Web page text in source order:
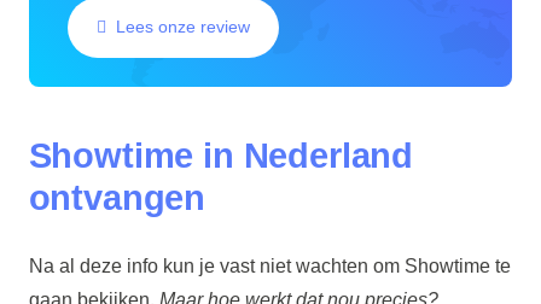
Lees onze review
Showtime in Nederland
ontvangen
Na al deze info kun je vast niet wachten om Showtime te